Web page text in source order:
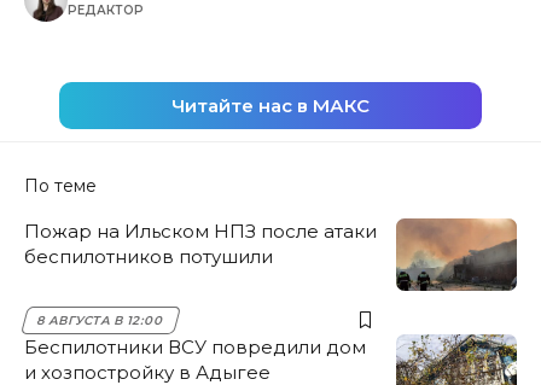
РЕДАКТОР
Читайте нас в МАКС
По теме
Пожар на Ильском НПЗ после атаки
беспилотников потушили
8 АВГУСТА В 12:00
Беспилотники ВСУ повредили дом
и хозпостройку в Адыгее